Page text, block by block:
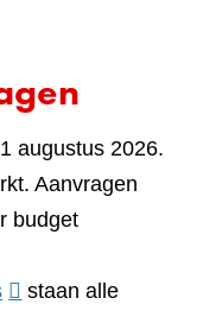
augustus 2026.
Aanvragen
budget
(verwijst
staan alle